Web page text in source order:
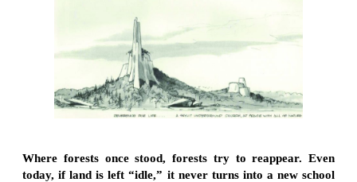
Where forests once stood, forests try to reappear. Even
today, if land is left “idle,” it never turns into a new school